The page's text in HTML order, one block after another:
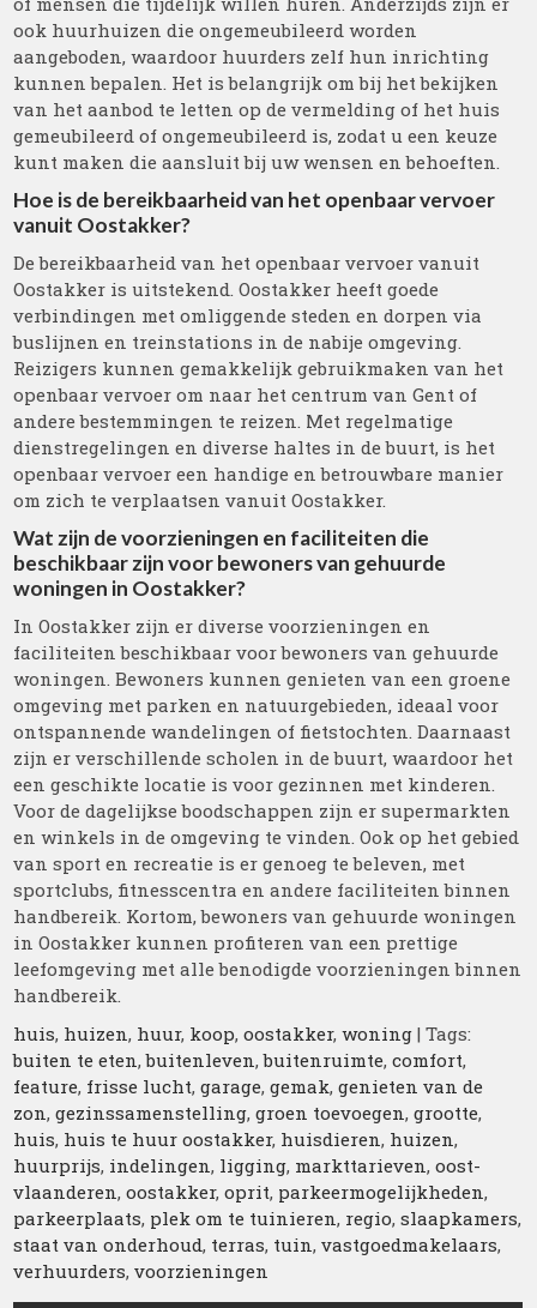
ook huurhuizen die ongemeubileerd worden
aangeboden, waardoor huurders zelf hun inrichting
kunnen bepalen. Het is belangrijk om bij het bekijken
van het aanbod te letten op de vermelding of het huis
gemeubileerd of ongemeubileerd is, zodat u een keuze
kunt maken die aansluit bij uw wensen en behoeften.
Hoe is de bereikbaarheid van het openbaar vervoer
vanuit Oostakker?
De bereikbaarheid van het openbaar vervoer vanuit
Oostakker is uitstekend. Oostakker heeft goede
verbindingen met omliggende steden en dorpen via
buslijnen en treinstations in de nabije omgeving.
Reizigers kunnen gemakkelijk gebruikmaken van het
openbaar vervoer om naar het centrum van Gent of
andere bestemmingen te reizen. Met regelmatige
dienstregelingen en diverse haltes in de buurt, is het
openbaar vervoer een handige en betrouwbare manier
om zich te verplaatsen vanuit Oostakker.
Wat zijn de voorzieningen en faciliteiten die
beschikbaar zijn voor bewoners van gehuurde
woningen in Oostakker?
In Oostakker zijn er diverse voorzieningen en
faciliteiten beschikbaar voor bewoners van gehuurde
woningen. Bewoners kunnen genieten van een groene
omgeving met parken en natuurgebieden, ideaal voor
ontspannende wandelingen of fietstochten. Daarnaast
zijn er verschillende scholen in de buurt, waardoor het
een geschikte locatie is voor gezinnen met kinderen.
Voor de dagelijkse boodschappen zijn er supermarkten
en winkels in de omgeving te vinden. Ook op het gebied
van sport en recreatie is er genoeg te beleven, met
sportclubs, fitnesscentra en andere faciliteiten binnen
handbereik. Kortom, bewoners van gehuurde woningen
in Oostakker kunnen profiteren van een prettige
leefomgeving met alle benodigde voorzieningen binnen
handbereik.
huis, huizen, huur, koop,oostakker,woning | Tags:
buiten te eten,buitenleven,buitenruimte,comfort,
feature, frisse lucht,garage,gemak,genieten van de
zon,gezinssamenstelling,groen toevoegen,grootte,
huis, huis te huur oostakker, huisdieren, huizen,
huurprijs, indelingen, ligging, markttarieven,oost-
vlaanderen,oostakker,oprit, parkeermogelijkheden,
parkeerplaats, plek om te tuinieren, regio,slaapkamers,
staat van onderhoud, terras, tuin,vastgoedmakelaars,
verhuurders,voorzieningen